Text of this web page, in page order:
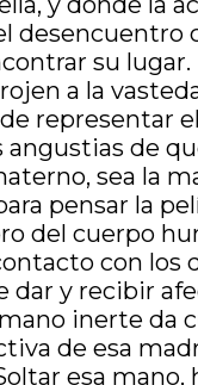
desencuentro
su lugar.
a la
representar
angustias de
sea la
pensar la
del cuerpo
con los
dar y recibir
inerte da
de esa
esa mano,